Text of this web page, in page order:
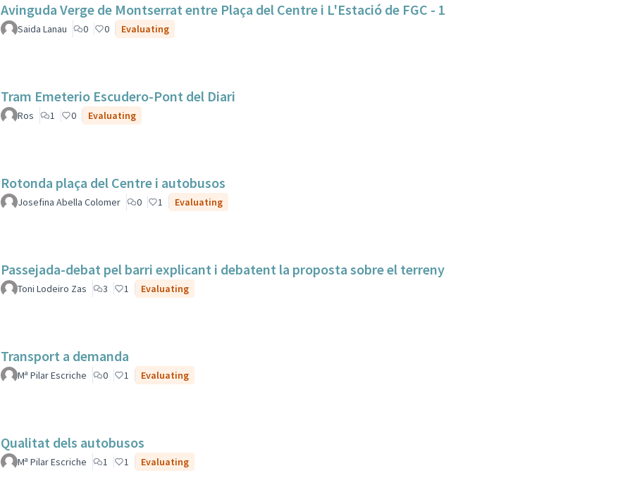
Avinguda Verge de Montserrat entre Plaça del Centre i L'Estació de FGC - 1
Saida Lanau 0 0 Evaluating
Tram Emeterio Escudero-Pont del Diari
Ros 1 0 Evaluating
Rotonda plaça del Centre i autobusos
Josefina Abella Colomer 0 1 Evaluating
Passejada-debat pel barri explicant i debatent la proposta sobre el terreny
Toni Lodeiro Zas 3 1 Evaluating
Transport a demanda
Mª Pilar Escriche 0 1 Evaluating
Qualitat dels autobusos
Mª Pilar Escriche 1 1 Evaluating